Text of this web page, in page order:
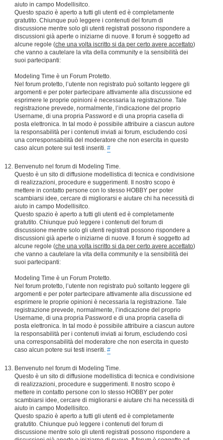
aiuto in campo Modellisitco.
Questo spazio è aperto a tutti gli utenti ed è completamente
gratutito. Chiunque può leggere i contenuti del forum di
discussione mentre solo gli utenti registrati possono rispondere a
discussioni già aperte o iniziarne di nuove. Il forum è soggetto ad
alcune regole (che una volta iscritto si da per certo avere accettato)
che vanno a cautelare la vita della community e la sensibilità dei
suoi partecipanti:
Modeling Time è un Forum Protetto.
Nel forum protetto, l’utente non registrato può soltanto leggere gli
argomenti e per poter partecipare attivamente alla discussione ed
esprimere le proprie opinioni è necessaria la registrazione. Tale
registrazione prevede, normalmente, l’indicazione del proprio
Username, di una propria Password e di una propria casella di
posta elettronica. In tal modo è possibile attribuire a ciascun autore
la responsabilità per i contenuti inviati ai forum, escludendo così
una corresponsabilità del moderatore che non esercita in questo
caso alcun potere sui testi inseriti. #
Benvenuto nel forum di Modeling Time.
Questo è un sito di diffusione modellistica di tecnica e condivisione
di realizzazioni, procedure e suggerimenti. Il nostro scopo è
mettere in contatto persone con lo stesso HOBBY per poter
scambiarsi idee, cercare di migliorarsi e aiutare chi ha necessità di
aiuto in campo Modellisitco.
Questo spazio è aperto a tutti gli utenti ed è completamente
gratutito. Chiunque può leggere i contenuti del forum di
discussione mentre solo gli utenti registrati possono rispondere a
discussioni già aperte o iniziarne di nuove. Il forum è soggetto ad
alcune regole (che una volta iscritto si da per certo avere accettato)
che vanno a cautelare la vita della community e la sensibilità dei
suoi partecipanti:
Modeling Time è un Forum Protetto.
Nel forum protetto, l’utente non registrato può soltanto leggere gli
argomenti e per poter partecipare attivamente alla discussione ed
esprimere le proprie opinioni è necessaria la registrazione. Tale
registrazione prevede, normalmente, l’indicazione del proprio
Username, di una propria Password e di una propria casella di
posta elettronica. In tal modo è possibile attribuire a ciascun autore
la responsabilità per i contenuti inviati ai forum, escludendo così
una corresponsabilità del moderatore che non esercita in questo
caso alcun potere sui testi inseriti. #
Benvenuto nel forum di Modeling Time.
Questo è un sito di diffusione modellistica di tecnica e condivisione
di realizzazioni, procedure e suggerimenti. Il nostro scopo è
mettere in contatto persone con lo stesso HOBBY per poter
scambiarsi idee, cercare di migliorarsi e aiutare chi ha necessità di
aiuto in campo Modellisitco.
Questo spazio è aperto a tutti gli utenti ed è completamente
gratutito. Chiunque può leggere i contenuti del forum di
discussione mentre solo gli utenti registrati possono rispondere a